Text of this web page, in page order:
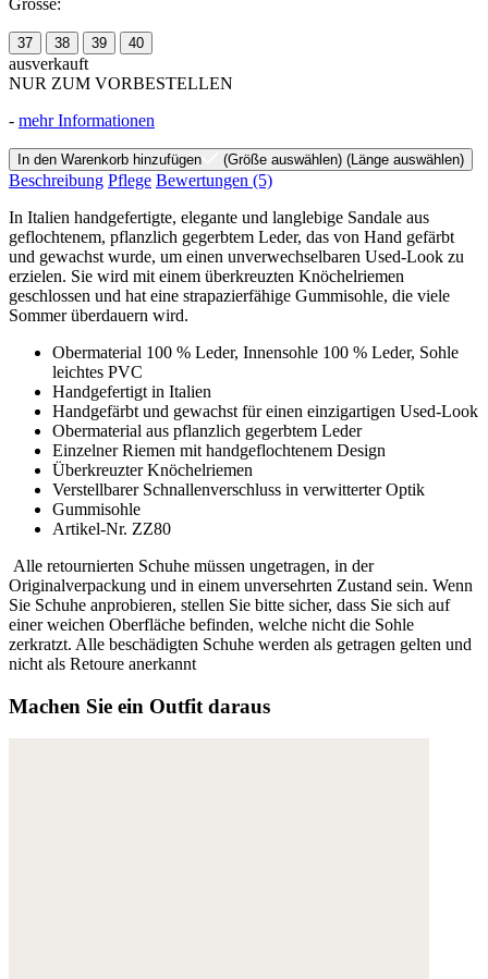
37 38 39 40
ausverkauft
NUR ZUM VORBESTELLEN
- mehr Informationen
In den Warenkorb hinzufügen (Größe auswählen) (Länge auswählen)
Beschreibung Pflege Bewertungen (5)
In Italien handgefertigte, elegante und langlebige Sandale aus
geflochtenem, pflanzlich gegerbtem Leder, das von Hand gefärbt
und gewachst wurde, um einen unverwechselbaren Used-Look zu
erzielen. Sie wird mit einem überkreuzten Knöchelriemen
geschlossen und hat eine strapazierfähige Gummisohle, die viele
Sommer überdauern wird.
Obermaterial 100 % Leder, Innensohle 100 % Leder, Sohle
leichtes PVC
Handgefertigt in Italien
Handgefärbt und gewachst für einen einzigartigen Used-Look
Obermaterial aus pflanzlich gegerbtem Leder
Einzelner Riemen mit handgeflochtenem Design
Überkreuzter Knöchelriemen
Verstellbarer Schnallenverschluss in verwitterter Optik
Gummisohle
Artikel-Nr. ZZ80
Alle retournierten Schuhe müssen ungetragen, in der
Originalverpackung und in einem unversehrten Zustand sein. Wenn
Sie Schuhe anprobieren, stellen Sie bitte sicher, dass Sie sich auf
einer weichen Oberfläche befinden, welche nicht die Sohle
zerkratzt. Alle beschädigten Schuhe werden als getragen gelten und
nicht als Retoure anerkannt
Machen Sie ein Outfit daraus